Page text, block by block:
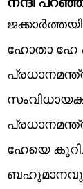
ഹോതാ ഹേ
ഹേയെ